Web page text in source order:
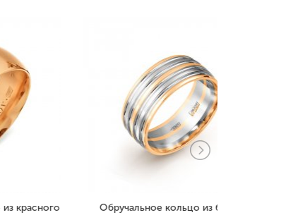
Обручальное кольцо из белого и